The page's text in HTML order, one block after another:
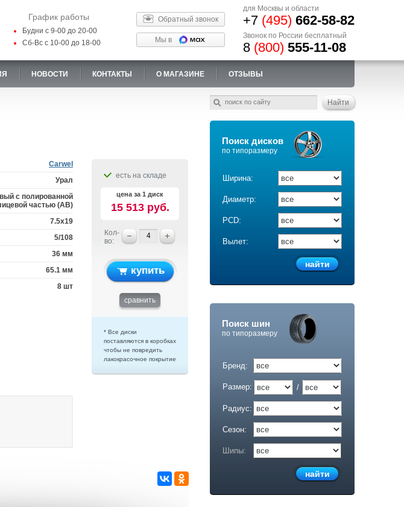
График работы
Будни с 9-00 до 20-00
Сб-Вс с 10-00 до 18-00
Обратный звонок
Мы в
для Москвы и области
+7 (495) 662-58-82
Звонок по России бесплатный
8 (800) 555-11-08
НОВОСТИ КОНТАКТЫ О МАГАЗИНЕ ОТЗЫВЫ
Поиск дисков
по типоразмеру
Ширина:
Диаметр:
PCD:
Вылет:
Поиск шин
по типоразмеру
Бренд:
Размер: /
Радиус:
Сезон:
Шипы:
есть на складе
цена за 1 диск
15 513 руб.
Кол-
во:
купить
сравнить
* Все диски
поставляются в коробках
чтобы не повредить
лакокрасочное покрытие
Carwel
Урал
с полированной
частью (AB)
7.5x19
5/108
36 мм
65.1 мм
8 шт